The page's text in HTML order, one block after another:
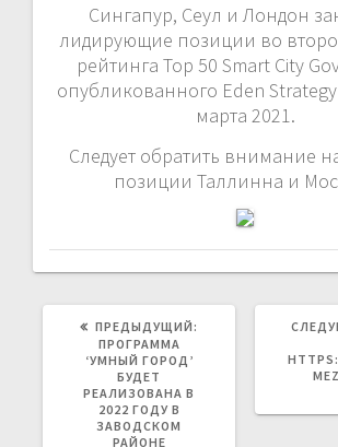
Сингапур, Сеул и Лондон
лидирующие позиции во
рейтинга Top 50 Smart City
опубликованного Eden
марта 2021.
Следует обратить внимание
позиции Таллинна и
ПРЕДЫДУЩИЙ: ПРЕДЫДУЩАЯ
ПРОГРАММА
‘УМНЫЙ ГОРОД’
БУДЕТ
РЕАЛИЗОВАНА В
2022 ГОДУ В
ЗАВОДСКОМ
РАЙОНЕ